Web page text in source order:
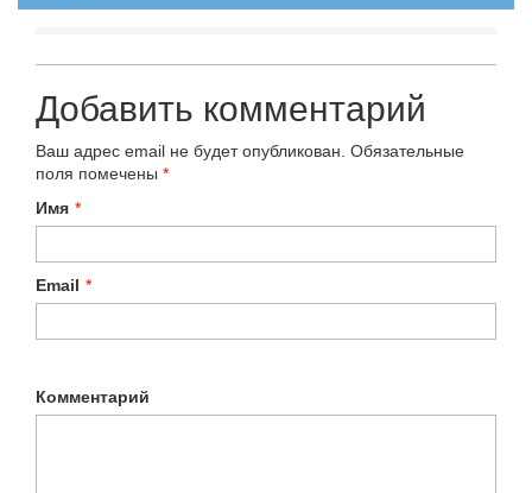
Добавить комментарий
Ваш адрес email не будет опубликован. Обязательные
поля помечены *
Имя *
Email *
Комментарий